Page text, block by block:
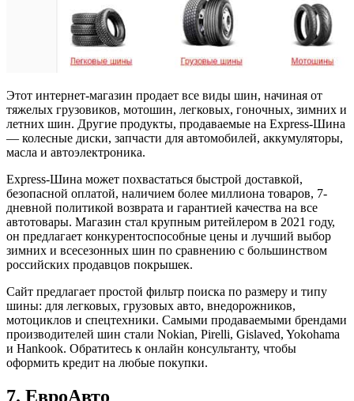
Этот интернет-магазин продает все виды шин, начиная от
тяжелых грузовиков, мотошин, легковых, гоночных, зимних и
летних шин. Другие продукты, продаваемые на Express-Шина
— колесные диски, запчасти для автомобилей, аккумуляторы,
масла и автоэлектроника.
Express-Шина может похвастаться быстрой доставкой,
безопасной оплатой, наличием более миллиона товаров, 7-
дневной политикой возврата и гарантией качества на все
автотовары. Магазин стал крупным ритейлером в 2021 году,
он предлагает конкурентоспособные цены и лучший выбор
зимних и всесезонных шин по сравнению с большинством
российских продавцов покрышек.
Сайт предлагает простой фильтр поиска по размеру и типу
шины: для легковых, грузовых авто, внедорожников,
мотоциклов и спецтехники. Самыми продаваемыми брендами
производителей шин стали Nokian, Pirelli, Gislaved, Yokohama
и Hankook. Обратитесь к онлайн консультанту, чтобы
оформить кредит на любые покупки.
7. ЕвроАвто